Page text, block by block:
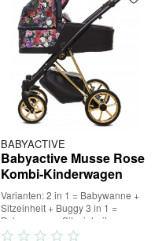
BABYACTIVE
Babyactive Musse Rose
Kombi-Kinderwagen
Varianten: 2 in 1 = Babywanne +
Sitzeinheit + Buggy 3 in 1 =
Babywanne + Sitzeinheit +
Buggy + Babyschale (inkl....